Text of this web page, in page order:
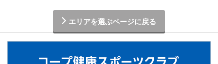
エリアを選ぶページに戻る